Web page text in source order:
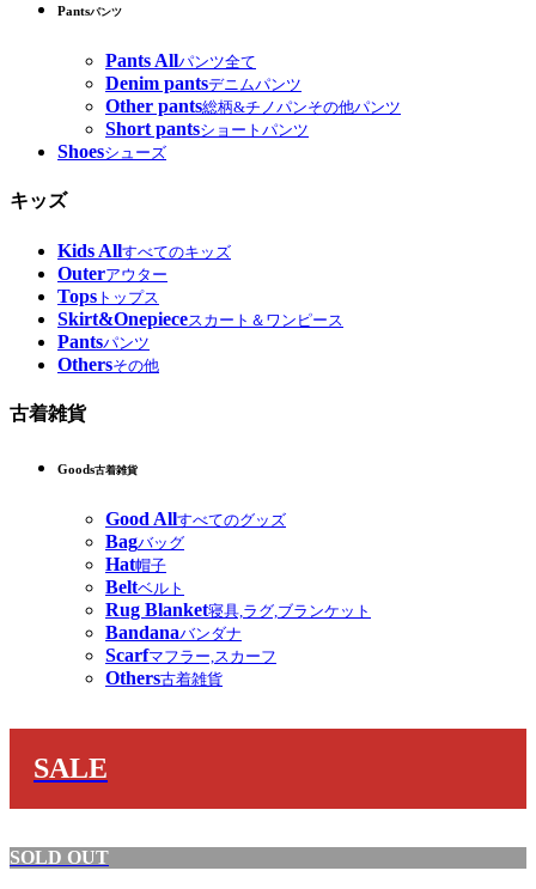
Pantsパンツ
Pants Allパンツ全て
Denim pantsデニムパンツ
Other pants総柄&チノパンその他パンツ
Short pantsショートパンツ
Shoesシューズ
キッズ
Kids Allすべてのキッズ
Outerアウター
Tops トップス
Skirt&Onepieceスカート＆ワンピース
Pantsパンツ
Othersその他
古着雑貨
Goods古着雑貨
Good Allすべてのグッズ
Bagバッグ
Hat帽子
Beltベルト
Rug Blanket寝具,ラグ,ブランケット
Bandanaバンダナ
Scarfマフラー,スカーフ
Others古着雑貨
SALE
SOLD OUT